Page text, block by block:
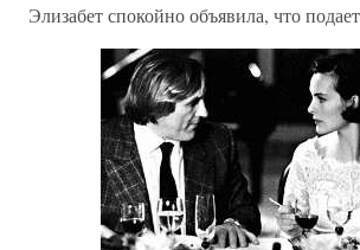
Элизабет спокойно объявила, что